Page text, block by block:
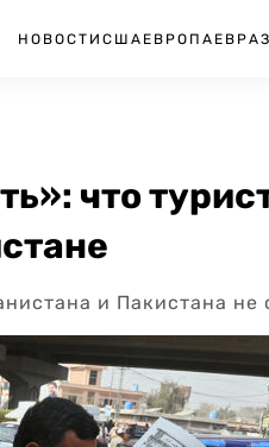
НОВОСТИ США ЕВРОПА
что
и Пакистана не